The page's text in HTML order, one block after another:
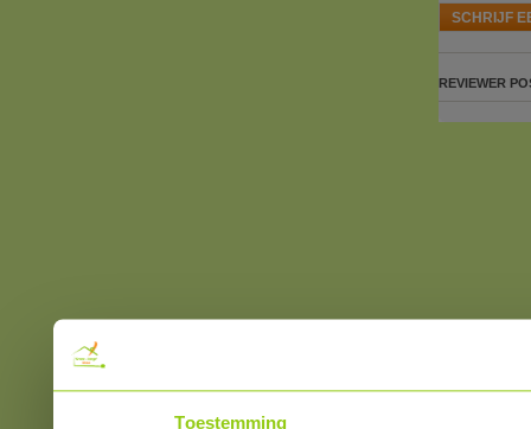
Toestemming
SCHRIJF
REVIEWER